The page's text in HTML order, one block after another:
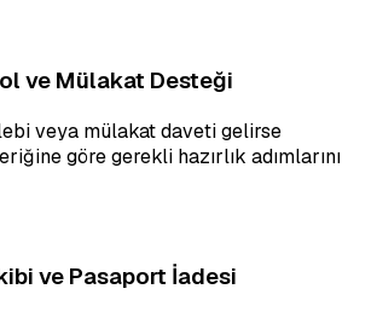
ve Mülakat Desteği
veya mülakat daveti gelirse
göre gerekli hazırlık adımlarını
ve Pasaport İadesi